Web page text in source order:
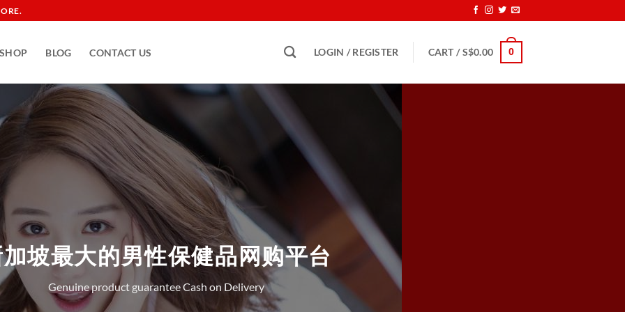
SHOP BLOG CONTACT US LOGIN / REGISTER CART /S$0.00 0
坡最大的男性保健品网购平台
Genuine product guarantee Cash on Delivery